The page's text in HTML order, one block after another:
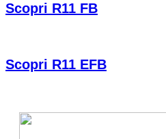
Scopri R11 FB
Scopri R11 EFB